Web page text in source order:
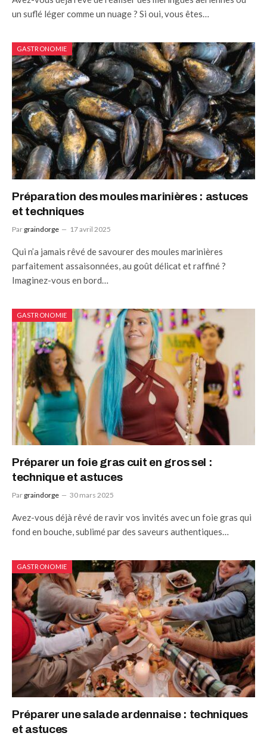
un suflé léger comme un nuage ? Si oui, vous êtes…
GASTRONOMIE
Préparation des moules marinières : astuces
et techniques
Par graindorge 17 avril 2025
Qui n’a jamais rêvé de savourer des moules marinières
parfaitement assaisonnées, au goût délicat et raffiné ?
Imaginez-vous en bord…
GASTRONOMIE
Préparer un foie gras cuit en gros sel :
technique et astuces
Par graindorge 30 mars 2025
Avez-vous déjà rêvé de ravir vos invités avec un foie gras qui
fond en bouche, sublimé par des saveurs authentiques…
GASTRONOMIE
Préparer une salade ardennaise : techniques
et astuces